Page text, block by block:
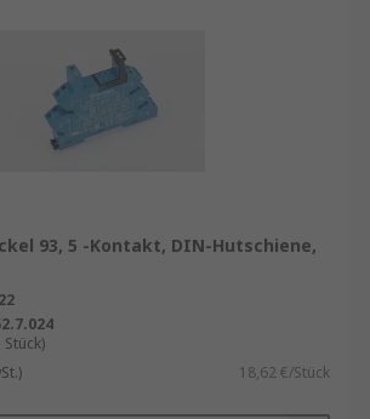
93, 5 -Kontakt, DIN-Hutschiene,
18,62 €/Stück